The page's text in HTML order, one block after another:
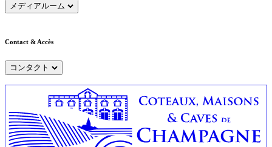
メディアルーム
Contact & Accès
コンタクト